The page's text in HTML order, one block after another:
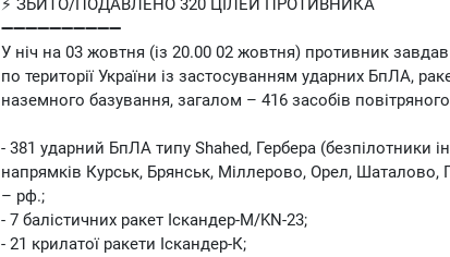
⚡️ ЗБИТО/ПОДАВЛЕНО 320 ЦІЛЕЙ ПРОТИВНИКА
➖➖➖➖➖➖➖➖➖➖
У ніч на 03 жовтня (із 20.00 02 жовтня) противник
по території України із застосуванням ударних БпЛА,
наземного базування, загалом – 416 засобів
- 381 ударний БпЛА типу Shahed, Гербера (безпілотники
напрямків Курськ, Брянськ, Міллерово, Орел, Шаталово,
– рф.;
- 7 балістичних ракет Іскандер-М/KN-23;
- 21 крилатої ракети Іскандер-К;